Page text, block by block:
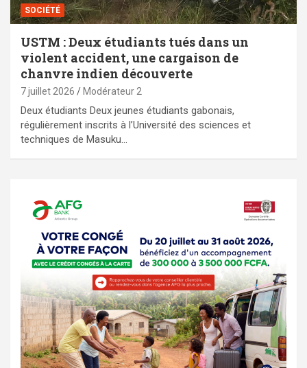
SOCIÉTÉ
USTM : Deux étudiants tués dans un
violent accident, une cargaison de
chanvre indien découverte
7 juillet 2026 Modérateur 2
Deux étudiants Deux jeunes étudiants gabonais,
régulièrement inscrits à l’Université des sciences et
techniques de Masuku…